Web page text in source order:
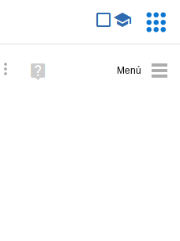
Búsqueda avanzada
Ayuda
(en